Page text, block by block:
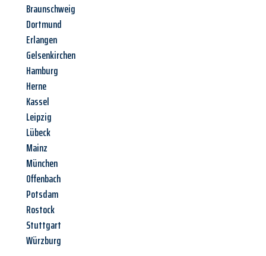
Braunschweig
Dortmund
Erlangen
Gelsenkirchen
Hamburg
Herne
Kassel
Leipzig
Lübeck
Mainz
München
Offenbach
Potsdam
Rostock
Stuttgart
Würzburg